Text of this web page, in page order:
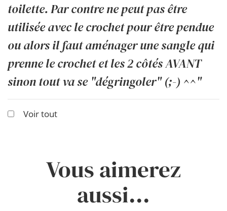
toilette. Par contre ne peut pas être
utilisée avec le crochet pour être pendue
ou alors il faut aménager une sangle qui
prenne le crochet et les 2 côtés AVANT
sinon tout va se "dégringoler" (;-) ^^"
Voir tout
Vous aimerez
aussi...